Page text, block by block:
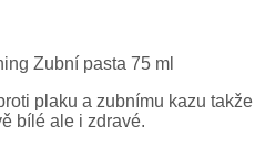
Zubní pasta 75 ml
plaku a zubnímu kazu takže
bílé ale i zdravé.